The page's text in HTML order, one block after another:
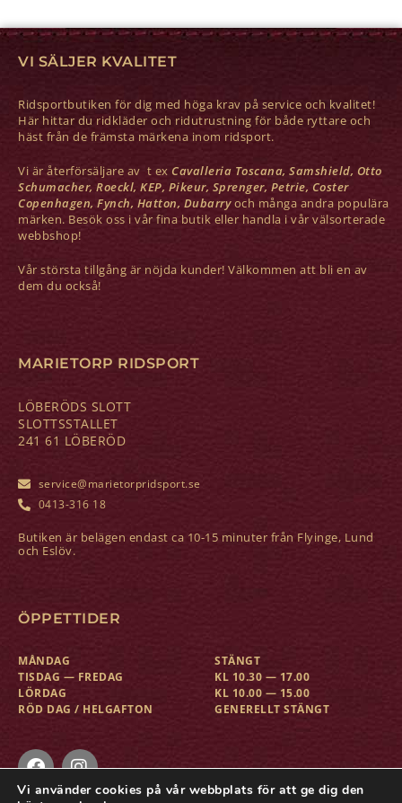
VI SÄLJER KVALITET
Ridsportbutiken för dig med höga krav på service och kvalitet!
Här hittar du ridkläder och ridutrustning för både ryttare och
häst från de främsta märkena inom ridsport.
Vi är återförsäljare av t ex Cavalleria Toscana, Samshield, Otto
Schumacher, Roeckl, KEP, Pikeur, Sprenger, Petrie, Coster
Copenhagen, Fynch, Hatton, Dubarryoch många andra populära
märken. Besök oss i vår fina butik eller handla i vår välsorterade
webbshop!
Vår största tillgång är nöjda kunder! Välkommen att bli en av
dem du också!
MARIETORP RIDSPORT
LÖBERÖDS SLOTT
SLOTTSSTALLET
241 61 LÖBERÖD
service@marietorpridsport.se
0413-316 18
Butiken är belägen endast ca 10-15 minuter från Flyinge, Lund
och Eslöv.
ÖPPETTIDER
MÅNDAG
TISDAG — FREDAG
LÖRDAG
RÖD DAG / HELGAFTON
STÄNGT
KL 10.30 — 17.00
KL 10.00 — 15.00
GENERELLT STÄNGT
Vi använder cookies på vår webbplats för att ge dig den